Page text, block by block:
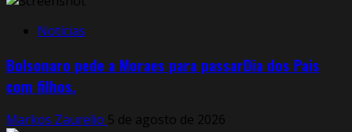
Notícias
Bolsonaro pede a Moraes para passarDia dos Pais
com filhos.
Markos Zaurelio 5 de agosto de 2026